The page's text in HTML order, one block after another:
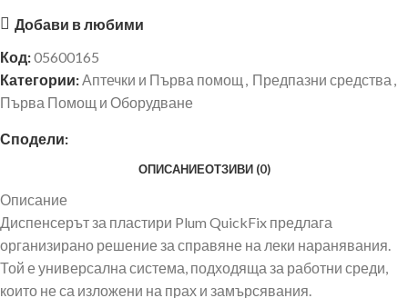
Добави в любими
Код:05600165
Категории:Аптечки и Първа помощ , Предпазни средства ,
Първа Помощ и Оборудване
Сподели:
ОПИСАНИЕОТЗИВИ (0)
Описание
Диспенсерът за пластири Plum QuickFix предлага
организирано решение за справяне на леки наранявания.
Той е универсална система, подходяща за работни среди,
които не са изложени на прах и замърсявания.